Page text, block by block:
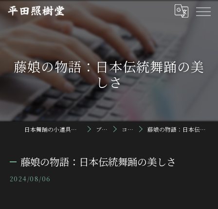
藤娘の物語：日本伝統舞踊の美
しさ
日本舞踊の小道具なら平田照樹堂 ブログ コラム 藤娘の物語：日本伝統舞踊の美しさ
藤娘の物語：日本伝統舞踊の美しさ
2024/08/06